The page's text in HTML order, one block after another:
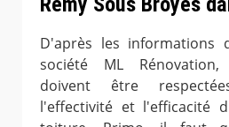
D'après les informations
société ML
doivent être
l'effectivité et l'efficacité